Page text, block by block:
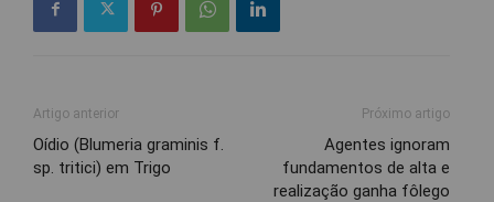
Artigo anterior
Oídio (Blumeria graminis f.
sp. tritici) em Trigo
Próximo artigo
Agentes ignoram
fundamentos de alta e
realização ganha fôlego